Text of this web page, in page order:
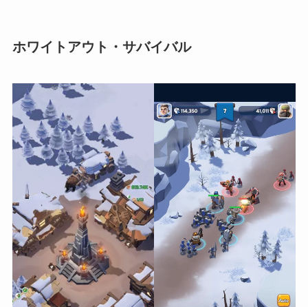
ホワイトアウト・サバイバル